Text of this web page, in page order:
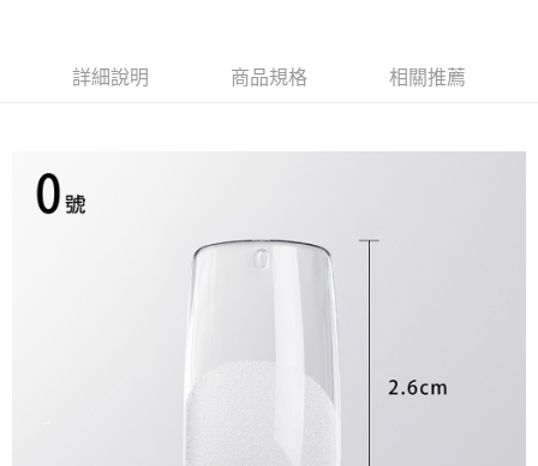
權轉讓予恩沛科技股份有限公司。
２．關於個人資料處理事宜，請瀏覽以下網址：
「AFTEE先享後付」，若未經同意申辦者引起之損失，本公司不負相關責
任。
４．使用「AFTEE先享後付」時，將依據個別帳號之用戶狀況，依本公司即
時審查核予不同之上限額度；若仍有額度不足之情形，本公司將視審查結果
５．嚴禁一人註冊多個帳號或使用他人資訊註冊。若發現惡意使用之情形，
恩沛科技股份有限公司將有權停止該用戶之使用額度並採取法律行動。
付款後7-11取貨
每筆NT$100，滿NT$790(含以上)免運費
每筆NT$80，滿NT$290(含以上)免運費
詳細說明 商品規格 相關推薦